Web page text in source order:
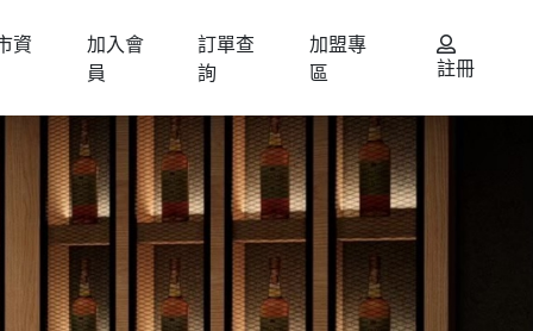
資
加入會
員
訂單查
詢
加盟專
區
註冊